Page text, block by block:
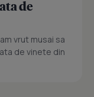
de
vrut musai sa
de vinete din